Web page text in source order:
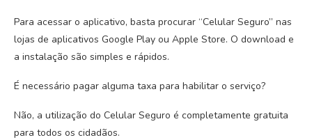
Para acessar o aplicativo, basta procurar “Celular Seguro” nas
lojas de aplicativos Google Play ou Apple Store. O download e
a instalação são simples e rápidos.
É necessário pagar alguma taxa para habilitar o serviço?
Não, a utilização do Celular Seguro é completamente gratuita
para todos os cidadãos.